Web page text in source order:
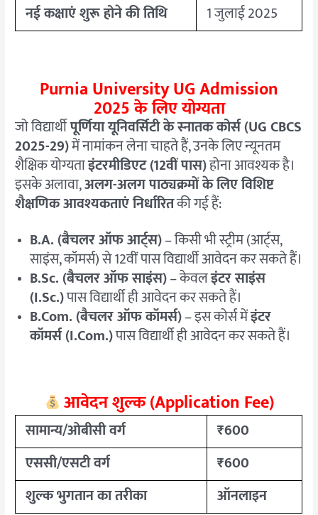
नई कक्षाएं शुरू होने की तिथि
1 जुलाई 2025
Purnia University UG Admission
2025के लिए योग्यता
जो विद्यार्थीपूर्णिया यूनिवर्सिटी के स्नातक कोर्स (UG CBCS
2025-29)में नामांकन लेना चाहते हैं, उनके लिए न्यूनतम
शैक्षिक योग्यताइंटरमीडिएट (12वीं पास)होना आवश्यक है।
इसके अलावा,अलग-अलग पाठ्यक्रमों के लिए विशिष्ट
शैक्षणिक आवश्यकताएं निर्धारितकी गई हैं:
B.A. (बैचलर ऑफ आर्ट्स)– किसी भी स्ट्रीम (आर्ट्स,
साइंस, कॉमर्स) से 12वीं पास विद्यार्थी आवेदन कर सकते हैं।
B.Sc. (बैचलर ऑफ साइंस)– केवलइंटर साइंस
(I.Sc.)पास विद्यार्थी ही आवेदन कर सकते हैं।
B.Com. (बैचलर ऑफ कॉमर्स)– इस कोर्स मेंइंटर
कॉमर्स (I.Com.)पास विद्यार्थी ही आवेदन कर सकते हैं।
आवेदन शुल्क (Application Fee)
सामान्य/ओबीसी वर्ग
₹600
एससी/एसटी वर्ग
₹600
शुल्क भुगतान का तरीका
ऑनलाइन